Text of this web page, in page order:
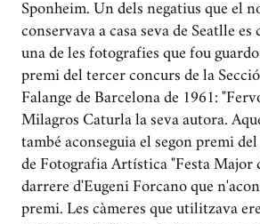
Sponheim. Un dels negatius que el
conservava a casa seva de Seatlle
una de les fotografies que fou
premi del tercer concurs de la
Falange de Barcelona de 1961:
Milagros Caturla la seva autora.
també aconseguia el segon premi
de Fotografia Artística "Festa Major
darrere d'Eugeni Forcano que
premi. Les càmeres que utilitzava